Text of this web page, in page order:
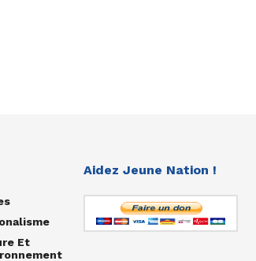
Et
Aidez Jeune Nation !